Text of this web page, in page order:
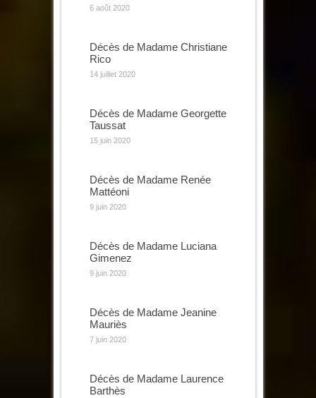
6 août 2020
Décès de Madame Christiane
Rico
14 juillet 2020
Décès de Madame Georgette
Taussat
15 juin 2020
Décès de Madame Renée
Mattéoni
9 juin 2020
Décès de Madame Luciana
Gimenez
9 juin 2020
Décès de Madame Jeanine
Mauriès
7 juin 2020
Décès de Madame Laurence
Barthès